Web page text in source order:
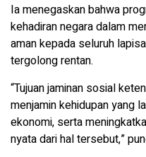
Ia menegaskan bahwa
kehadiran negara dalam
aman kepada seluruh
tergolong rentan.
“Tujuan jaminan sosial
menjamin kehidupan yang
ekonomi, serta
nyata dari hal tersebut,”